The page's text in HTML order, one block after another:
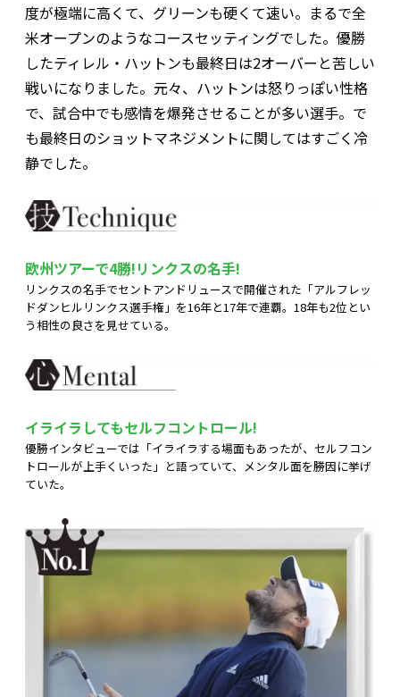
度が極端に高くて、グリーンも硬くて速い。まるで全
米オープンのようなコースセッティングでした。優勝
したティレル・ハットンも最終日は2オーバーと苦しい
戦いになりました。元々、ハットンは怒りっぽい性格
で、試合中でも感情を爆発させることが多い選手。で
も最終日のショットマネジメントに関してはすごく冷
静でした。
欧州ツアーで4勝!リンクスの名手!
リンクスの名手でセントアンドリュースで開催された「アルフレッ
ドダンヒルリンクス選手権」を16年と17年で連覇。18年も2位とい
う相性の良さを見せている。
イライラしてもセルフコントロール!
優勝インタビューでは「イライラする場面もあったが、セルフコン
トロールが上手くいった」と語っていて、メンタル面を勝因に挙げ
ていた。